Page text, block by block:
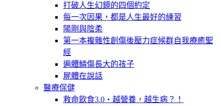
打破人生幻鏡的四個約定
每一次因果，都是人生最好的練習
陽剛與陰柔
第一本複雜性創傷後壓力症候群自我療癒聖
經
遍體鱗傷長大的孩子
屍體在說話
醫療保健
救命飲食3.0‧越營養，越生病？！